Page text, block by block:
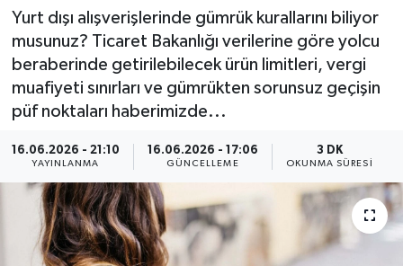
Yurt dışı alışverişlerinde gümrük kurallarını biliyor
musunuz? Ticaret Bakanlığı verilerine göre yolcu
beraberinde getirilebilecek ürün limitleri, vergi
muafiyeti sınırları ve gümrükten sorunsuz geçişin
püf noktaları haberimizde...
16.06.2026 - 21:10
YAYINLANMA
16.06.2026 - 17:06
GÜNCELLEME
3 DK
OKUNMA SÜRESI
KÜLTÜR - SANAT
SPOR
SİYASET
SAĞLIK
DÜNYA
EĞİTİM
Tüm Manşetler
Son Dakika Haberleri
Haber Arşivi